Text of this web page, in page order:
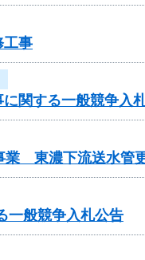
工事
関する一般競争入
業 東濃下流送水管
一般競争入札公告